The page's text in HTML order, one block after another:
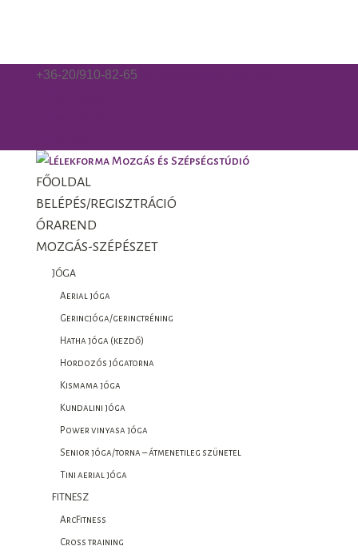
+36-20/910-82-65
FŐOLDAL
BELÉPÉS/REGISZTRÁCIÓ
ÓRAREND
MOZGÁS-SZÉPÉSZET
JÓGA
Aerial jóga
Gerincjóga/gerinctréning
Hatha jóga (kezdő)
Hordozós jógatorna
Kismama jóga
Kundalini jóga
Power vinyasa jóga
Senior jóga/torna – átmenetileg szünetel
Tini aerial jóga
FITNESZ
ArcFitness
Cross training